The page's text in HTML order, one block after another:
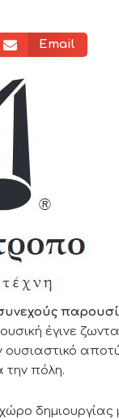
Email
έγινε
την πόλη.
δημιουργίας